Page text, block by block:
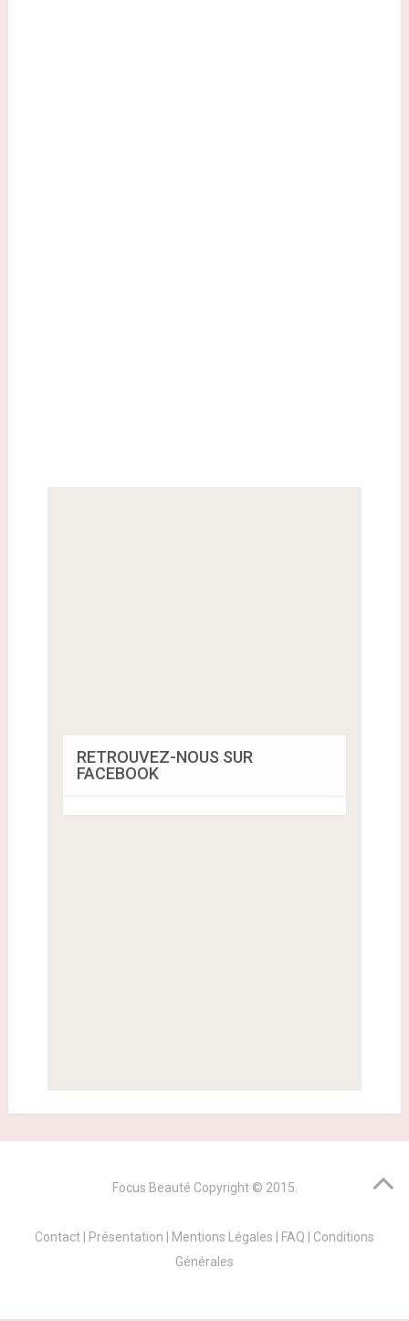
RETROUVEZ-NOUS SUR
FACEBOOK
Focus Beauté Copyright © 2015.
Contact Présentation Mentions Légales FAQ
Conditions
Générales